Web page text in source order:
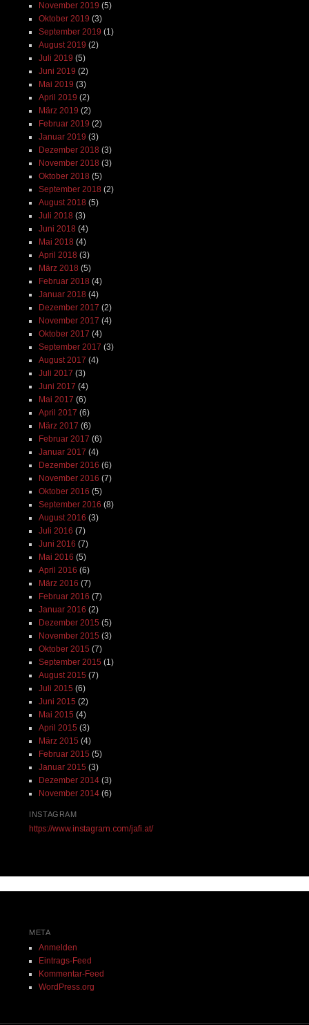
November 2019 (5)
Oktober 2019 (3)
September 2019 (1)
August 2019 (2)
Juli 2019 (5)
Juni 2019 (2)
Mai 2019 (3)
April 2019 (2)
März 2019 (2)
Februar 2019 (2)
Januar 2019 (3)
Dezember 2018 (3)
November 2018 (3)
Oktober 2018 (5)
September 2018 (2)
August 2018 (5)
Juli 2018 (3)
Juni 2018 (4)
Mai 2018 (4)
April 2018 (3)
März 2018 (5)
Februar 2018 (4)
Januar 2018 (4)
Dezember 2017 (2)
November 2017 (4)
Oktober 2017 (4)
September 2017 (3)
August 2017 (4)
Juli 2017 (3)
Juni 2017 (4)
Mai 2017 (6)
April 2017 (6)
März 2017 (6)
Februar 2017 (6)
Januar 2017 (4)
Dezember 2016 (6)
November 2016 (7)
Oktober 2016 (5)
September 2016 (8)
August 2016 (3)
Juli 2016 (7)
Juni 2016 (7)
Mai 2016 (5)
April 2016 (6)
März 2016 (7)
Februar 2016 (7)
Januar 2016 (2)
Dezember 2015 (5)
November 2015 (3)
Oktober 2015 (7)
September 2015 (1)
August 2015 (7)
Juli 2015 (6)
Juni 2015 (2)
Mai 2015 (4)
April 2015 (3)
März 2015 (4)
Februar 2015 (5)
Januar 2015 (3)
Dezember 2014(3)
November 2014(6)
INSTAGRAM
https://www.instagram.com/jafi.at/
META
Anmelden
Eintrags-Feed
Kommentar-Feed
WordPress.org